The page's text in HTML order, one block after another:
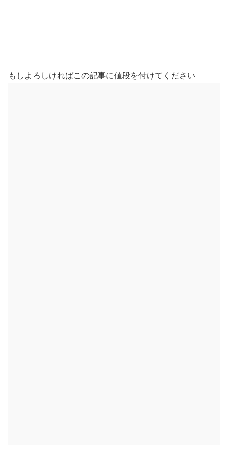
もしよろしければこの記事に値段を付けてください